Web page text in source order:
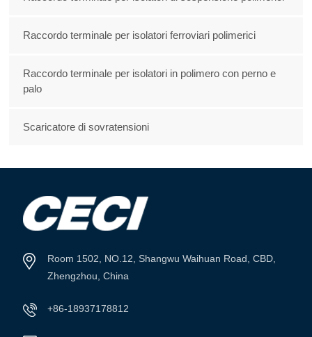
Raccordo terminale per isolatori ferroviari polimerici
Raccordo terminale per isolatori in polimero con perno e
palo
Scaricatore di sovratensioni
Room 1502, NO.12, Shangwu Waihuan Road, CBD,
Zhengzhou, China
+86-18937178812